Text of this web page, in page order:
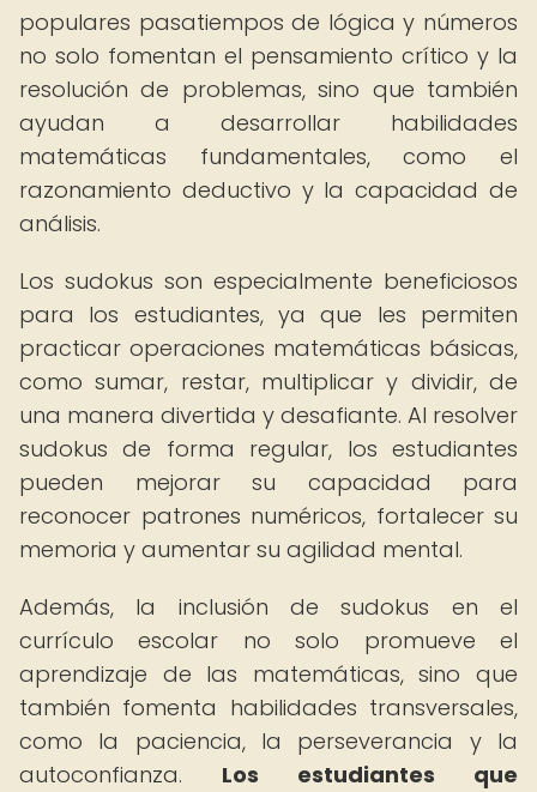
populares pasatiempos de lógica y números
no solo fomentan el pensamiento crítico y la
resolución de problemas, sino que también
ayudan a desarrollar habilidades
matemáticas fundamentales, como el
razonamiento deductivo y la capacidad de
análisis.
Los sudokus son especialmente beneficiosos
para los estudiantes, ya que les permiten
practicar operaciones matemáticas básicas,
como sumar, restar, multiplicar y dividir, de
una manera divertida y desafiante. Al resolver
sudokus de forma regular, los estudiantes
pueden mejorar su capacidad para
reconocer patrones numéricos, fortalecer su
memoria y aumentar su agilidad mental.
Además, la inclusión de sudokus en el
currículo escolar no solo promueve el
aprendizaje de las matemáticas, sino que
también fomenta habilidades transversales,
como la paciencia, la perseverancia y la
autoconfianza. Los estudiantes que